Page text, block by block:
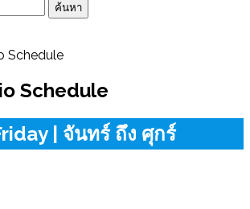
Schedule
Schedule
| จันทร์ ถึง ศุกร์